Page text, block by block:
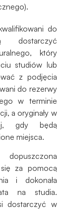
do
który
studiów lub
z podjęcia
do rezerwy
w terminie
a oryginały w
gdy będą
miejsca.
dopuszczona
za pomocą
i dokonała
na studia.
dostarczyć w